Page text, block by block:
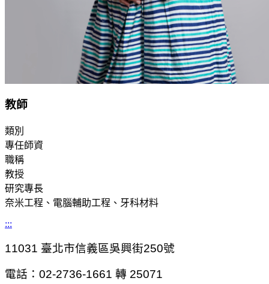
教師
類別
專任師資
職稱
教授
研究專長
奈米工程、電腦輔助工程、牙科材料
:::
11031 臺北市信義區吳興街250號
電話：02-2736-1661 轉 25071